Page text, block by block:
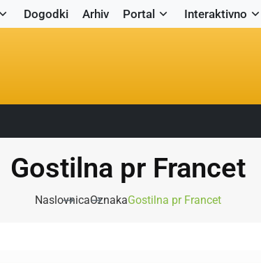
Dogodki Arhiv Portal Interaktivno
Gostilna pr Francet
NaslovnicaOznakaGostilna pr Francet